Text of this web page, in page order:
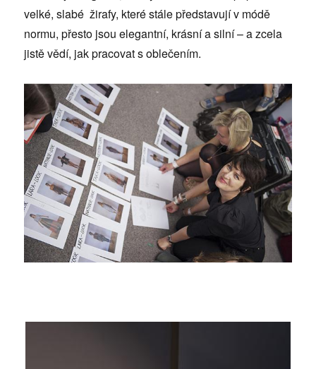
velké, slabé žirafy, které stále představují v módě
normu, přesto jsou elegantní, krásní a silní – a zcela
jistě vědí, jak pracovat s oblečením.